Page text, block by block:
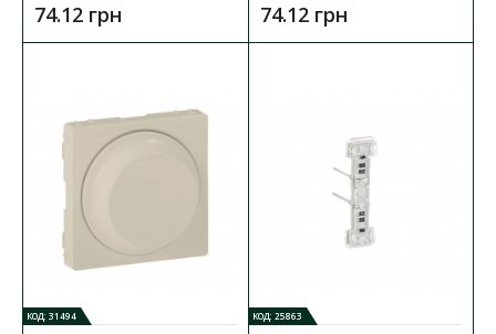
Доступность:
74.12 грн 74.12 грн
КОД: 31494 КОД: 25863